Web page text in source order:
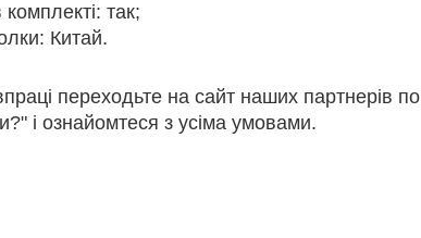
так;
Китай.
переходьте на сайт наших партнерів по
і ознайомтеся з усіма умовами.